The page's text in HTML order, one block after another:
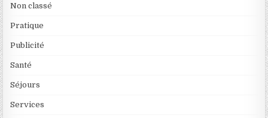
Non classé
Pratique
Publicité
Santé
Séjours
Services